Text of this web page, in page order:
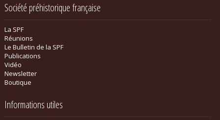
Société préhistorique française
La SPF
Réunions
Le Bulletin de la SPF
Publications
Vidéo
Newsletter
Boutique
Informations utiles